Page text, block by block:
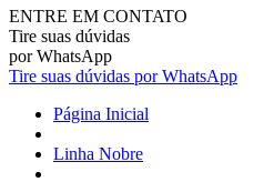
ENTRE EM CONTATO
Tire suas dúvidas
por WhatsApp
Tire suas dúvidas por WhatsApp
Página Inicial
Linha Nobre